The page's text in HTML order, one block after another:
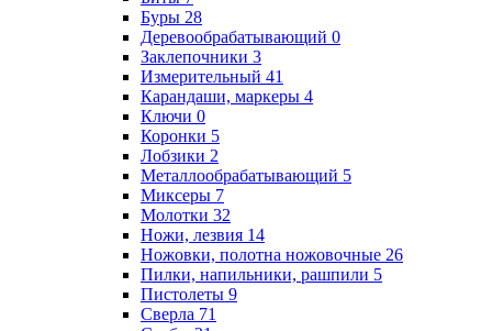
Буры 28
Деревообрабатывающий 0
Заклепочники 3
Измерительный 41
Карандаши, маркеры 4
Ключи 0
Коронки 5
Лобзики 2
Металлообрабатывающий 5
Миксеры 7
Молотки 32
Ножи, лезвия 14
Ножовки, полотна ножовочные 26
Пилки, напильники, рашпили 5
Пистолеты 9
Сверла 71